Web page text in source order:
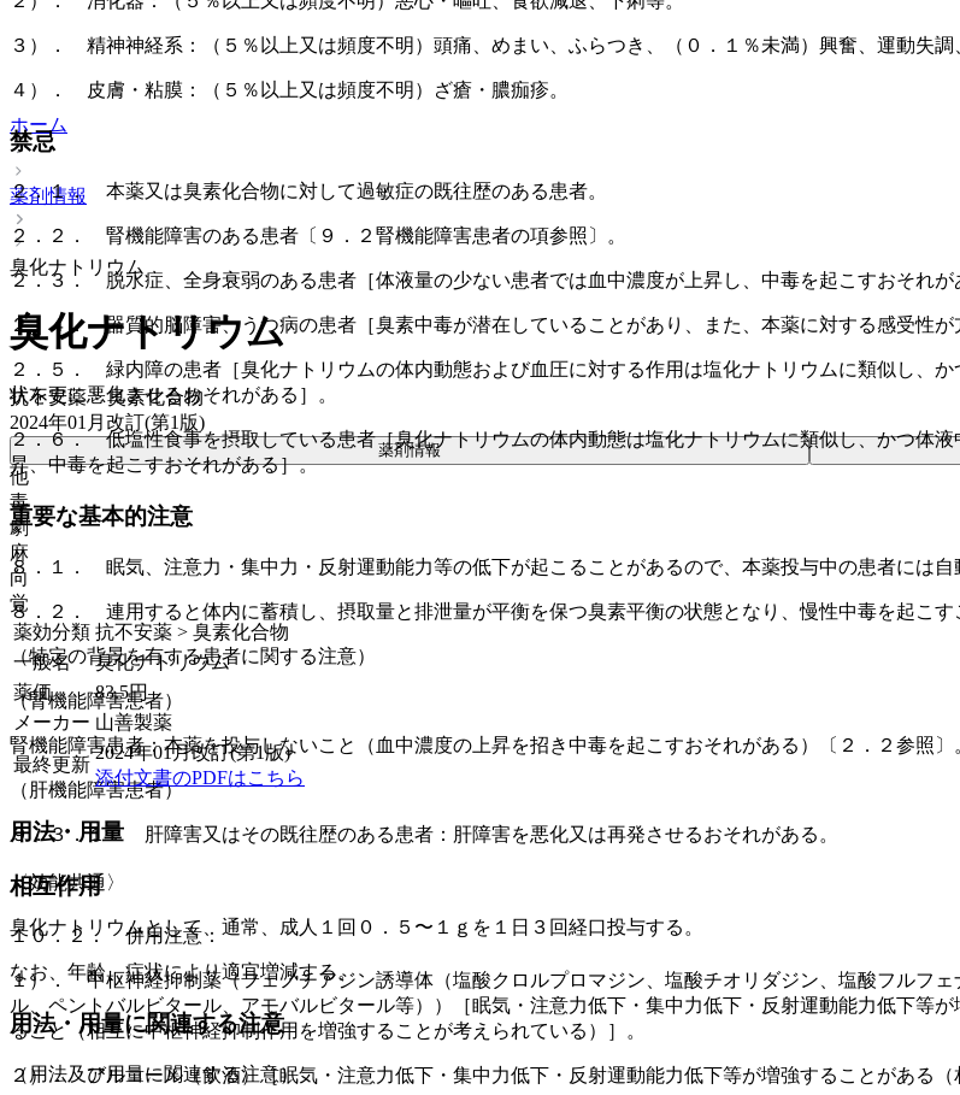
３）． 精神神経系：（５％以上又は頻度不明）頭痛、めまい、ふらつき、（０．１％未満）興奮、運動失調
４）． 皮膚・粘膜：（５％以上又は頻度不明）ざ瘡・膿痂疹。
禁忌
２．１． 本薬又は臭素化合物に対して過敏症の既往歴のある患者。
２．２． 腎機能障害のある患者〔９．２腎機能障害患者の項参照〕。
２．３． 脱水症、全身衰弱のある患者［体液量の少ない患者では血中濃度が上昇し、中毒を起こすおそれが
２．４． 器質的脳障害、うつ病の患者［臭素中毒が潜在していることがあり、また、本薬に対する感受性
２．５． 緑内障の患者［臭化ナトリウムの体内動態および血圧に対する作用は塩化ナトリウムに類似し、
状を更に悪化させるおそれがある］。
２．６． 低塩性食事を摂取している患者［臭化ナトリウムの体内動態は塩化ナトリウムに類似し、かつ体
昇、中毒を起こすおそれがある］。
重要な基本的注意
８．１． 眠気、注意力・集中力・反射運動能力等の低下が起こることがあるので、本薬投与中の患者には
８．２． 連用すると体内に蓄積し、摂取量と排泄量が平衡を保つ臭素平衡の状態となり、慢性中毒を起こ
（特定の背景を有する患者に関する注意）
（腎機能障害患者）
腎機能障害患者：本薬を投与しないこと（血中濃度の上昇を招き中毒を起こすおそれがある）〔２．２参照〕
（肝機能障害患者）
９．３．１． 肝障害又はその既往歴のある患者：肝障害を悪化又は再発させるおそれがある。
相互作用
１０．２． 併用注意：
１）． 中枢神経抑制薬（フェノチアジン誘導体（塩酸クロルプロマジン、塩酸チオリダジン、塩酸フルフ
ル、ペントバルビタール、アモバルビタール等））［眠気・注意力低下・集中力低下・反射運動能力低下等
ること（相互に中枢神経抑制作用を増強することが考えられている）］。
２）． アルコール（飲酒）［眠気・注意力低下・集中力低下・反射運動能力低下等が増強することがある
ホーム
薬剤情報
臭化ナトリウム
臭化ナトリウム
抗不安薬 > 臭素化合物
2024年01月改訂(第1版)
薬剤情報
他
毒
劇
麻
向
覚
薬効分類 抗不安薬 > 臭素化合物
一般名
臭化ナトリウム
薬価
83.5円
メーカー 山善製薬
最終更新
2024年01月改訂(第1版)
添付文書のPDFはこちら
用法・用量
〈効能共通〉
臭化ナトリウムとして、通常、成人１回０．５〜１ｇを１日３回経口投与する。
なお、年齢、症状により適宜増減する。
用法・用量に関連する注意
（用法及び用量に関連する注意）